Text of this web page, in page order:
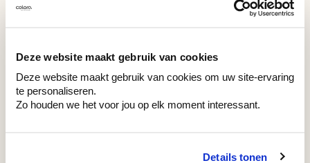
Deze website maakt gebruik van cookies
Deze website maakt gebruik van cookies om uw site-ervaring
te personaliseren.
Zo houden we het voor jou op elk moment interessant.
Details tonen